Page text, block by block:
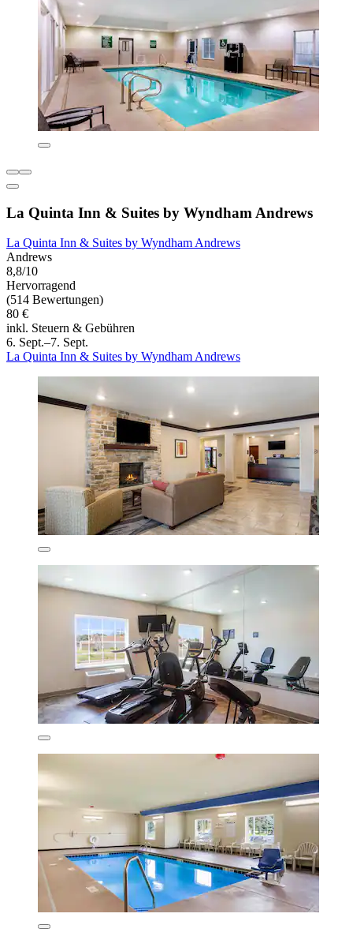
La Quinta Inn & Suites by Wyndham Andrews
La Quinta Inn & Suites by Wyndham Andrews
Andrews
8,8/10
Hervorragend
(514 Bewertungen)
80 €
inkl. Steuern & Gebühren
6. Sept.–7. Sept.
La Quinta Inn & Suites by Wyndham Andrews